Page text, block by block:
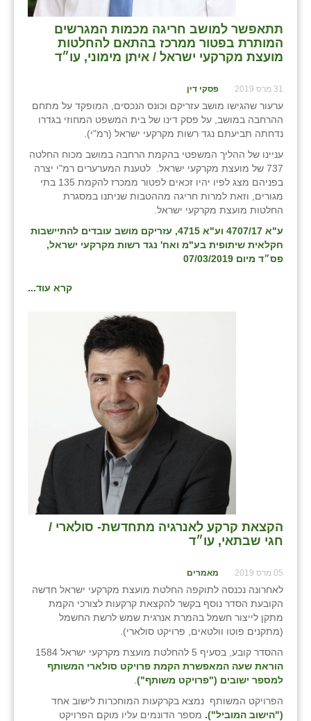
תתאפשר למושב חריגה מכמות המגרשים
המותרת בפטור ממרכז בהתאם להחלטות
מועצת מקרקעי ישראל / איתן מימוני, עו״ד
31 מרס 2019 פסקי דין
ערעור שהגישו מושב עזריקם וכונס הנכסים, המופקד על מתחם
ההרחבה במושב, על פסק דינו של בית המשפט המחוזי בגדרו
נדחתה תביעתם נגד רשות מקרקעי ישראל (רמ"י).
עניינו של ההליך המשפטי בהקמת הרחבה במושב מכוח החלטה
737 של מועצת מקרקעי ישראל. לטענת המערערים רמ"י יצרה
בפניהם מצג לפיו יהיו זכאים לפטור ממכרז להקמת 135 בתי
מגורים, וזאת למרות חריגה מההטבות שניתנו במסגרת
החלטות מועצת מקרקעי ישראל.
ע"א 4707/17 וע"א 4715, עזריקם מושב עובדים להתיישבות
חקלאית שיתופית בע"מ ואח' נגד רשות מקרקעי ישראל,
פס״ד מיום 07/03/2019
קרא עוד...
הקצאת קרקע לאנרגיה מתחדשת- סולארי /
חגי שבתאי, עו״ד
05 מרס 2019 מאמרים
לאחרונה נכנסה לתוקפה החלטת מועצת מקרקעי ישראל חדשה
הקובעת הסדר נוסף בקשר להקצאת קרקעות לצורכי הקמת
מתקן לייצור חשמל בהמרת אנרגית שמש לרשת החשמל
(מתקנים פוטו וולטאים, פרויקט סולארי).
ההסדר קובע, בסעיף 5 להחלטת מועצת מקרקעי ישראל 1584
הוראת שעה המאפשרת הקמת פרויקט סולארי המשותף
למספר ישובים ("פרויקט משותף")
הפרויקט המשותף נמצא בקרקעות המוחכרות לישוב אחד
("הישוב המוביל"). מספר הדונמים עליו מוקם הפרויקט